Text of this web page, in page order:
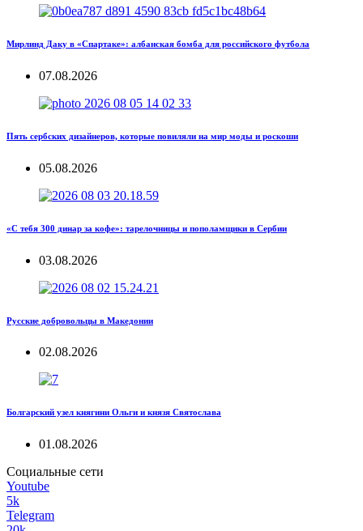
Мирлинд Даку в «Спартаке»: албанская бомба для российского футбола
07.08.2026
Пять сербских дизайнеров, которые повиляли на мир моды и роскоши
05.08.2026
«С тебя 300 динар за кофе»: тарелочницы и пополамщики в Сербии
03.08.2026
Русские добровольцы в Македонии
02.08.2026
Болгарский узел княгини Ольги и князя Святослава
01.08.2026
Социальные сети
Youtube
5k
Telegram